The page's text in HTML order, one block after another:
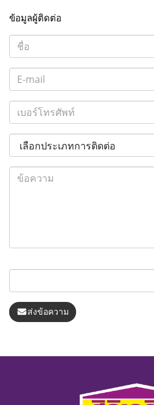
ข้อมูลผู้ติดต่อ
ส่งข้อความ